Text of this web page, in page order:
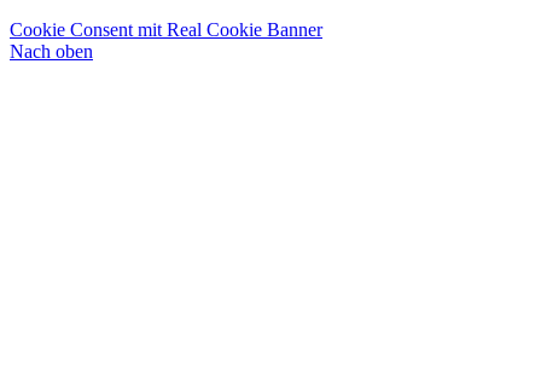
Cookie Consent mit Real Cookie Banner
Nach oben